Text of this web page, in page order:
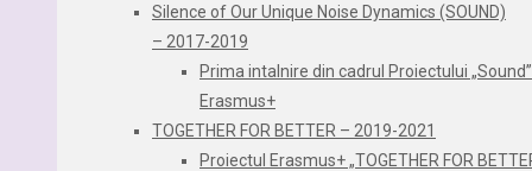
Silence of Our Unique Noise Dynamics (SOUND)
– 2017-2019
Prima intalnire din cadrul Proiectului
Erasmus+
TOGETHER FOR BETTER – 2019-2021
Proiectul Erasmus+ „TOGETHER FOR